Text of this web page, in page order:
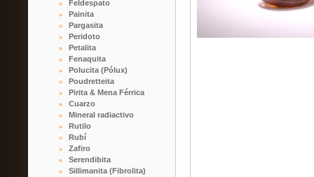
Feldespato
Painita
Pargasita
Peridoto
Petalita
Fenaquita
Polucita (Pólux)
Poudretteita
Pirita & Mena Férrica
Cuarzo
Mineral radiactivo
Rutilo
Rubí
Zafiro
Serendibita
Sillimanita (Fibrolita)